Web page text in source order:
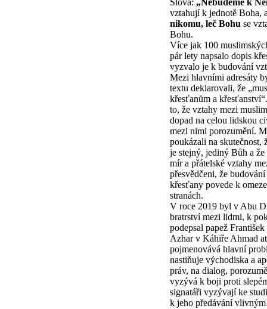
Slova: „Nebudeme k
vztahují k jednotě Boha,
nikomu, leč Bohu se
Bohu.
Více jak 100
pár lety napsalo dopis
vyzvalo je k budování
Mezi hlavními adresáty
textu deklarovali, že
křesťanům a
to, že vztahy mezi
dopad na celou lidskou
mezi nimi porozumění.
poukázali na skutečnost,
je stejný, jediný Bůh a
mír a přátelské vztahy
přesvědčeni, že
křesťany povede k
stranách.
V roce 2019 byl v Abu
bratrství mezi lidmi, k
podepsal papež
Azhar v Káhiře Ahmad
pojmenovává hlavní
nastiňuje východiska a
práv, na dialog,
vyzývá k boji proti
signatáři vyzývají ke
k jeho předávání vlivným